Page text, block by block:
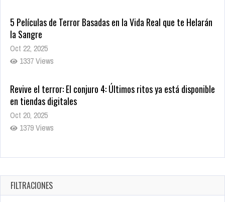
5 Películas de Terror Basadas en la Vida Real que te Helarán
la Sangre
Oct 22, 2025
1337 Views
Revive el terror: El conjuro 4: Últimos ritos ya está disponible
en tiendas digitales
Oct 20, 2025
1379 Views
Warner Bros. lleva a las tiendas digitales su racha de
Oct 17, 2025
1435 Views
FILTRACIONES